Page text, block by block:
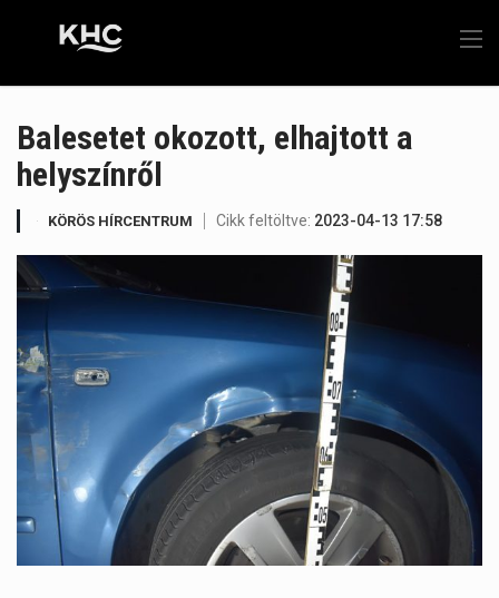
Balesetet okozott, elhajtott a
helyszínről
KÖRÖS HÍRCENTRUM Cikk feltöltve: 2023-04-13 17:58